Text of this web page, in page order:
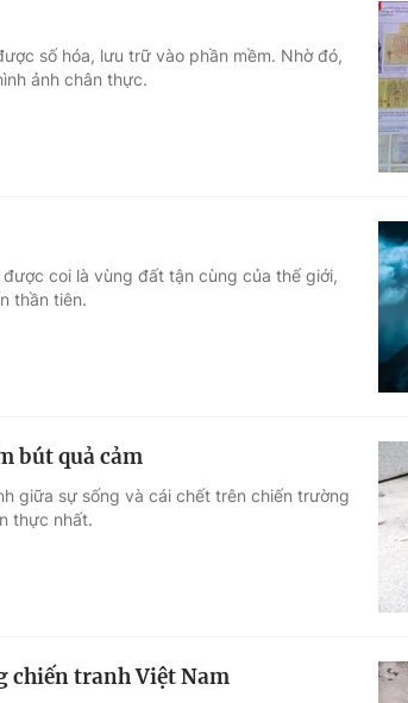
số hóa, lưu trữ vào phần mềm. Nhờ đó,
ảnh chân thực.
coi là vùng đất tận cùng của thế giới,
thần tiên.
bút quả cảm
giữa sự sống và cái chết trên chiến trường
thực nhất.
chiến tranh Việt Nam